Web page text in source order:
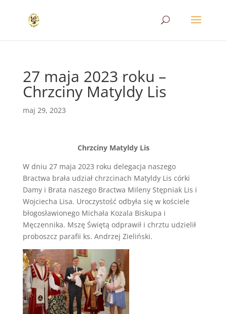
27 maja 2023 roku –
Chrzciny Matyldy Lis
maj 29, 2023
Chrzciny Matyldy Lis
W dniu 27 maja 2023 roku delegacja naszego
Bractwa brała udział chrzcinach Matyldy Lis córki
Damy i Brata naszego Bractwa Mileny Stępniak Lis i
Wojciecha Lisa. Uroczystość odbyła się w kościele
błogosławionego Michała Kozala Biskupa i
Męczennika. Mszę Świętą odprawił i chrztu udzielił
proboszcz parafii ks. Andrzej Zieliński.